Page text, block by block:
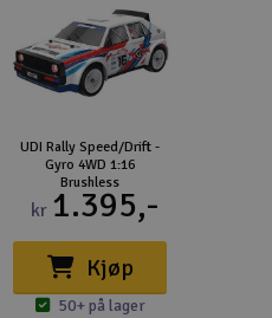
UDI Rally Speed/Drift -
Gyro 4WD 1:16
Brushless
kr 1.395,-
Kjøp
50+ på lager